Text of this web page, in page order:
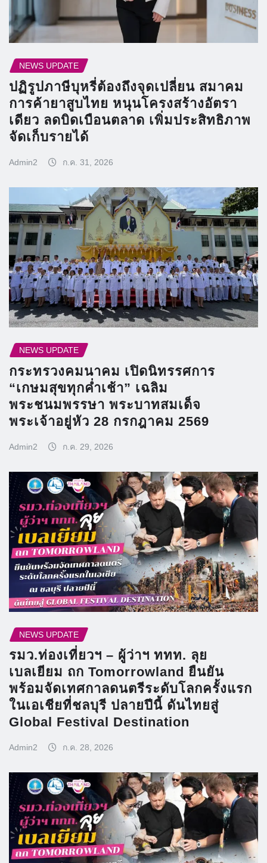
NEWS UPDATE
ปฏิรูปภาษีบุหรี่ต้องถึงจุดเปลี่ยน สมาคม
การค้ายาสูบไทย หนุนโครงสร้างอัตรา
เดียว ลดบิดเบือนตลาด เพิ่มประสิทธิภาพ
จัดเก็บรายได้
Admin2 ก.ค. 31, 2026
NEWS UPDATE
กระทรวงคมนาคม เปิดนิทรรศการ
“เกษมสุขทุกค่ำเช้า” เฉลิม
พระชนมพรรษา พระบาทสมเด็จ
พระเจ้าอยู่หัว 28 กรกฎาคม 2569
Admin2 ก.ค. 29, 2026
NEWS UPDATE
รมว.ท่องเที่ยวฯ – ผู้ว่าฯ ททท. ลุย
เบลเยียม ถก Tomorrowland ยืนยัน
พร้อมจัดเทศกาลดนตรีระดับโลกครั้งแรก
ในเอเชียที่ชลบุรี ปลายปีนี้ ดันไทยสู่
Global Festival Destination
Admin2 ก.ค. 28, 2026